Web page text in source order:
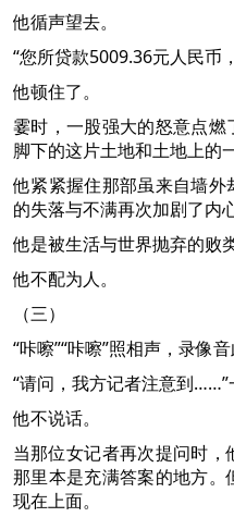
他循声望去。
“您所贷款5009.36元人民币
他顿住了。
霎时，一股强大的怒意点
脚下的这片土地和土地上的一
他紧紧握住那部虽来自墙
的失落与不满再次加剧了内
他是被生活与世界抛弃的败类
他不配为人。
（三）
“咔嚓”“咔嚓”照相声，录像音
“请问，我方记者注意到……”
他不说话。
当那位女记者再次提问时
那里本是充满答案的地方
现在上面。